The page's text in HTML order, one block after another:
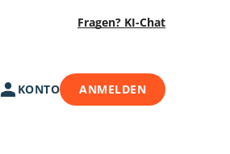
Fragen? KI-Chat
KONTO ANMELDEN